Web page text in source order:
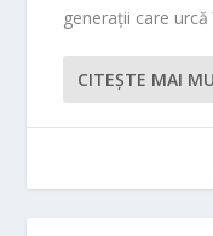
generații care
CITEŞTE MAI